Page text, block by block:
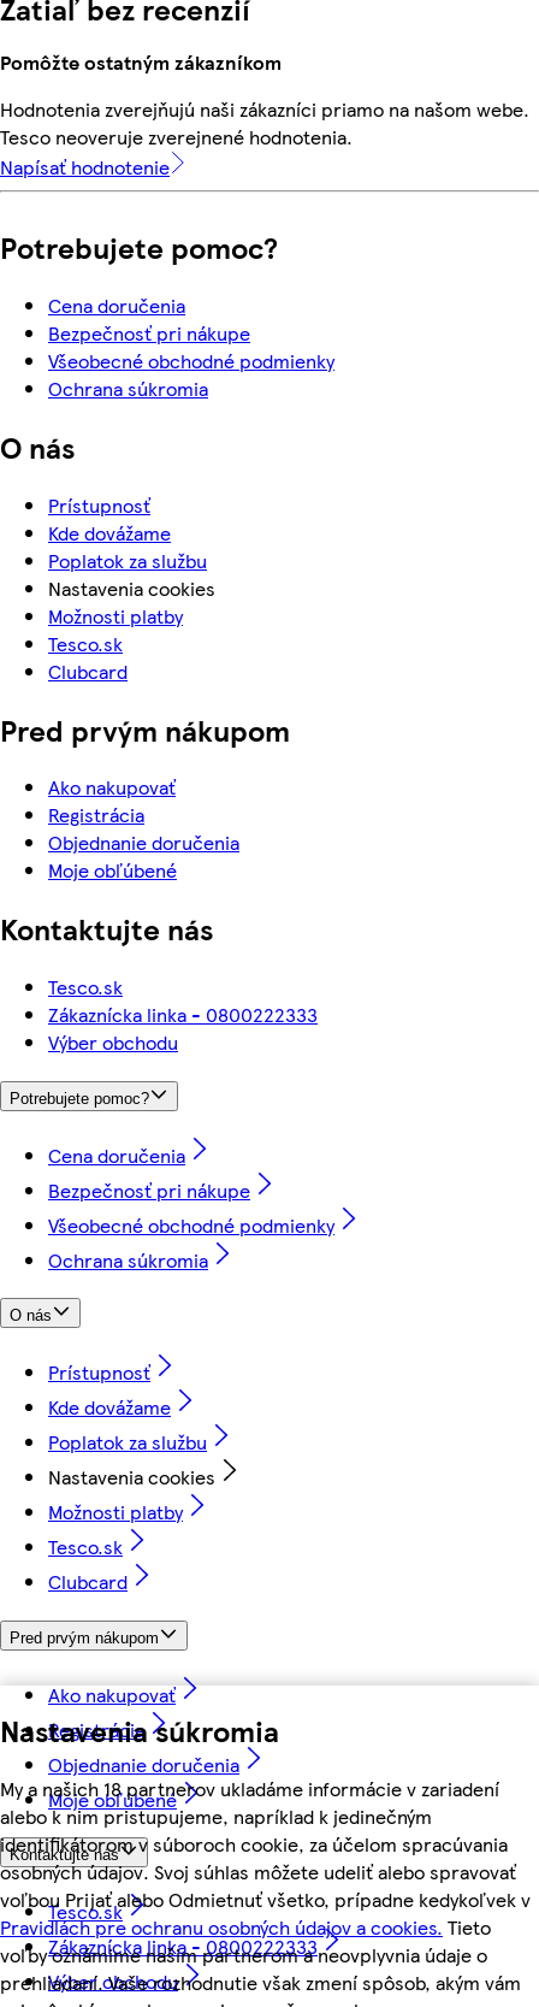
Nastavenia súkromia
My a našich 18 partnerov ukladáme informácie v zariadení
alebo k nim pristupujeme, napríklad k jedinečným
identifikátorom v súboroch cookie, za účelom spracúvania
osobných údajov. Svoj súhlas môžete udeliť alebo spravovať
voľbou Prijať alebo Odmietnuť všetko, prípadne kedykoľvek v
Pravidlách pre ochranu osobných údajov a cookies. Tieto
voľby oznámime našim partnerom a neovplyvnia údaje o
prehliadaní. Vaše rozhodnutie však zmení spôsob, akým vám
Zatiaľ bez recenzií
Pomôžte ostatným zákazníkom
Hodnotenia zverejňujú naši zákazníci priamo na našom webe.
Tesco neoveruje zverejnené hodnotenia.
Napísať hodnotenie
Potrebujete pomoc?
Cena doručenia
Bezpečnosť pri nákupe
Všeobecné obchodné podmienky
Ochrana súkromia
O nás
Prístupnosť
Kde dovážame
Poplatok za službu
Nastavenia cookies
Možnosti platby
Tesco.sk
Clubcard
Pred prvým nákupom
Ako nakupovať
Registrácia
Objednanie doručenia
Moje obľúbené
Kontaktujte nás
Tesco.sk
Zákaznícka linka - 0800222333
Výber obchodu
Potrebujete pomoc?
Cena doručenia
Bezpečnosť pri nákupe
Všeobecné obchodné podmienky
Ochrana súkromia
O nás
Prístupnosť
Kde dovážame
Poplatok za službu
Nastavenia cookies
Možnosti platby
Tesco.sk
Clubcard
Pred prvým nákupom
Ako nakupovať
Registrácia
Objednanie doručenia
Moje obľúbené
Kontaktujte nás
Tesco.sk
Zákaznícka linka - 0800222333
Výber obchodu